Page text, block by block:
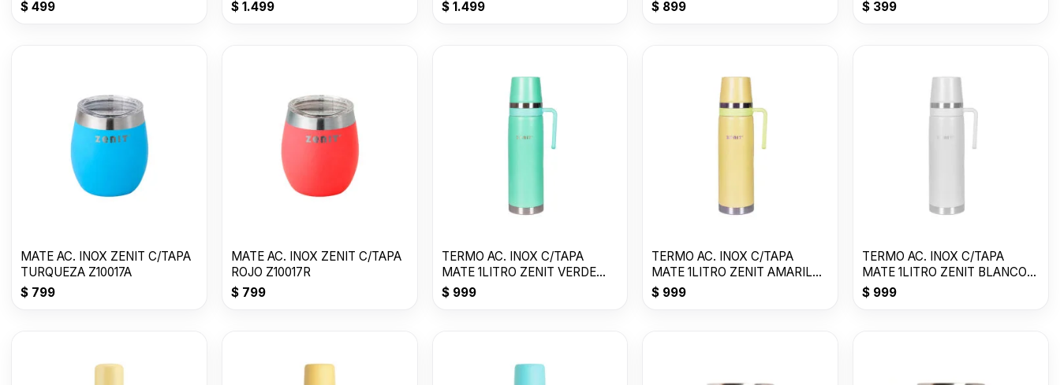
$ 499
$1.499
$1.499 $ 899
$ 399
MATE AC. INOX ZENIT C/TAPA
TURQUEZA Z10017A
$ 799
MATE AC. INOX ZENIT C/TAPA
ROJO Z10017R
$799
TERMO AC. INOX C/TAPA
MATE 1LITRO ZENIT VERDE
CLARO ZF3VC
$999
TERMO AC. INOX C/TAPA
MATE 1LITRO ZENIT AMARILLO
P ZF3Y
$ 999
TERMO AC. INOX C/TAPA
MATE 1LITRO ZENIT BLANCO
ZF3W
$ 999